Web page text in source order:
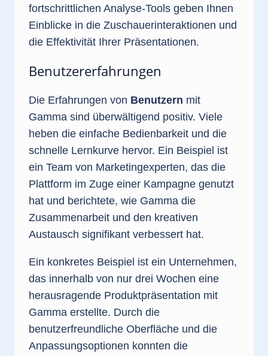
fortschrittlichen Analyse-Tools geben Ihnen
Einblicke in die Zuschauerinteraktionen und
die Effektivität Ihrer Präsentationen.
Benutzererfahrungen
Die Erfahrungen von Benutzern mit
Gamma sind überwältigend positiv. Viele
heben die einfache Bedienbarkeit und die
schnelle Lernkurve hervor. Ein Beispiel ist
ein Team von Marketingexperten, das die
Plattform im Zuge einer Kampagne genutzt
hat und berichtete, wie Gamma die
Zusammenarbeit und den kreativen
Austausch signifikant verbessert hat.
Ein konkretes Beispiel ist ein Unternehmen,
das innerhalb von nur drei Wochen eine
herausragende Produktpräsentation mit
Gamma erstellte. Durch die
benutzerfreundliche Oberfläche und die
Anpassungsoptionen konnten die